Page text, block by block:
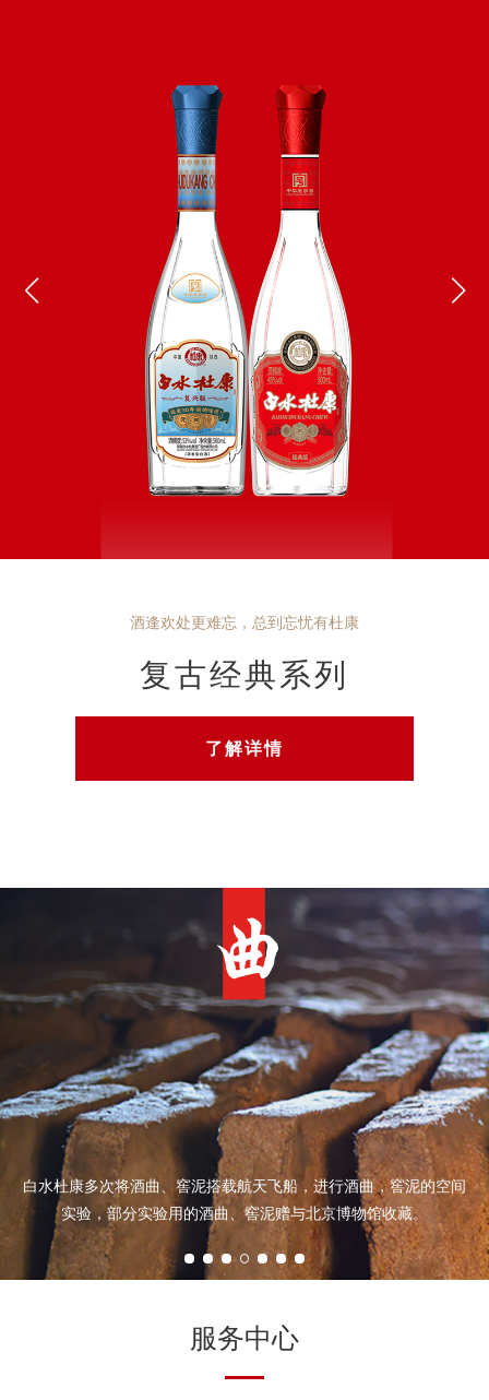
酒逢欢处更难忘，总到忘忧有杜康
复古经典系列
了解详情
白水杜康多次将酒曲、窖泥搭载航天飞船，进行酒曲，窖泥的空间
实验，部分实验用的酒曲、窖泥赠与北京博物馆收藏。
服务中心